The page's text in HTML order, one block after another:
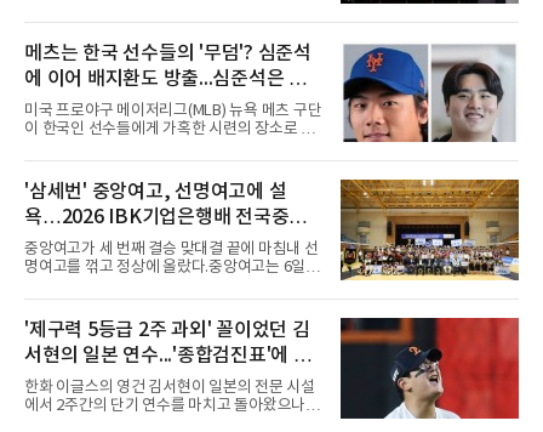
독은 단순히 더위를 이야기하지 않았다. 우천,
폭염, 부상 등 변수가 늘어나는 현실에서 현재
팀당 144경기 체제가 과연 지속 가능한지 질문
을 던졌다.물론 144경기가 세계적으로 특별히
많은 숫자는 아니다. 메이저리그는 팀당 162경
기, 일본프로야구도 143~144경기를 치른다. 숫
자만 놓고 보면 KBO가 유난히 혹사 구조라고 말
비교하기 어려울 정도로 폭염이 길어지고 강해
지고 있다. 여기에 장마, 이
메츠는 한국 선수들의 '무덤'? 심준석
에 이어 배지환도 방출...심준석은 이
미 귀국, 배지환은 미국 잔류할 듯
미국 프로야구 메이저리그(MLB) 뉴욕 메츠 구단
이 한국인 선수들에게 가혹한 시련의 장소로 전
대형 유망주로 기대를 모았던 투수 심준석에 이
어, 빅리그 경력을 지닌 내외야수 배지환까지 연
달아 뉴욕 메츠 산하 마이너리그에서 방출 통보
를 받는 아픔을 겪었다. 두 선수의 동반 이탈은
메츠 구단이 유독 한국 선수들에게 '기회의 땅'이
아닌 '무덤'처럼 작용하고 있음을 방증하고 있다.
고교 시절 시속 160km에 달하는 강속구로 큰 스
리츠와 마이애미 말린스를 거쳐 메츠에 둥지를
틀며 반등을 노렸으나
'삼세번' 중앙여고, 선명여고에 설
욕…2026 IBK기업은행배 전국중고
배구대회 우승
중앙여고가 세 번째 결승 맞대결 끝에 마침내 선
명여고를 꺾고 정상에 올랐다.중앙여고는 6일
행배 전국중고배구대회 18세 이하 여자부 결승
에서 선명여고를 세트스코어 3-1(13-25, 25-14,
25-17, 25-10)로 물리치고 우승을 차지했다.첫
세트를 13-25로 내주며 불안하게 출발한 중앙여
고는 이후 조직력을 되찾아 2세트부터 경기 주
도권을 완전히 장악했다. 강한 서브와 탄탄한 수
비를 앞세워 내리 세 세트를 따내며 짜릿한 역전
'제구력 5등급 2주 과외' 꼴이었던 김
서현의 일본 연수...'종합검진표'에 불
과
한화 이글스의 영건 김서현이 일본의 전문 시설
에서 2주간의 단기 연수를 마치고 돌아왔으나,